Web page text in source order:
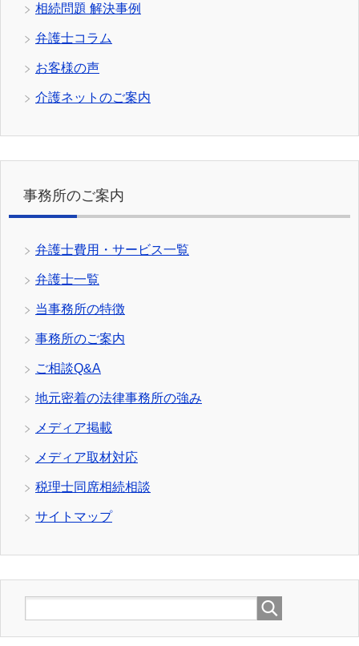
相続問題 解決事例
弁護士コラム
お客様の声
介護ネットのご案内
事務所のご案内
弁護士費用・サービス一覧
弁護士一覧
当事務所の特徴
事務所のご案内
ご相談Q&A
地元密着の法律事務所の強み
メディア掲載
メディア取材対応
税理士同席相続相談
サイトマップ